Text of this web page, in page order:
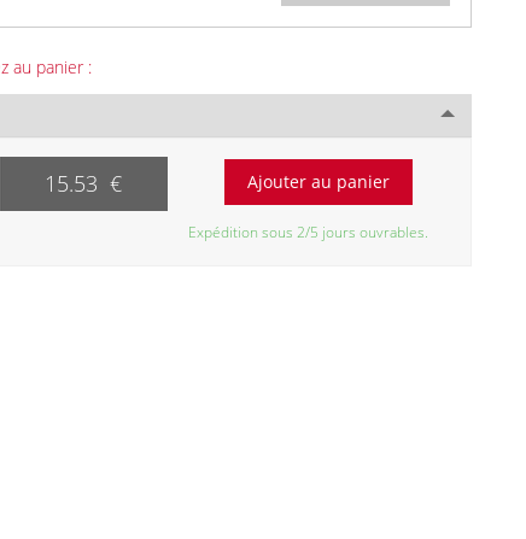
au panier :
15.53 €
Expédition sous 2/5 jours ouvrables.